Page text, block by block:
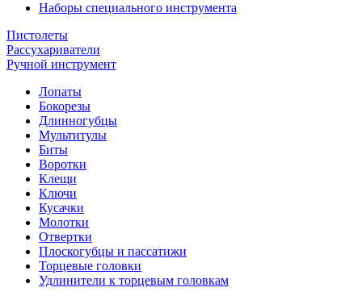
Наборы специального инструмента
Пистолеты
Рассухариватели
Ручной инструмент
Лопаты
Бокорезы
Длинногубцы
Мультитулы
Биты
Воротки
Клещи
Ключи
Кусачки
Молотки
Отвертки
Плоскогубцы и пассатижи
Торцевые головки
Удлинители к торцевым головкам